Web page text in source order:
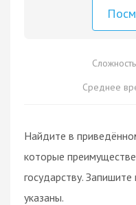
Среднее
Найдите в
которые
государству.
указаны.